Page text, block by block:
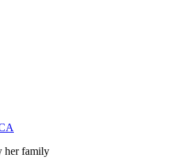
her family